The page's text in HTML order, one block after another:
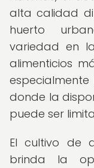
alta calidad
huerto
variedad en
alimenticios
donde la
puede ser
El cultivo de
brinda la